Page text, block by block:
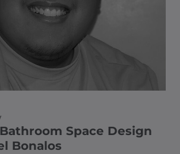
Space Design
Bonalos